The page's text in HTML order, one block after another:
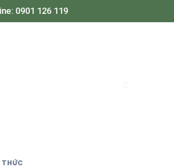
0901 126 119
THỨC